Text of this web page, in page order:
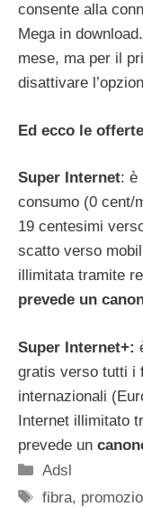
consente alla
Mega in
mese, ma per il
disattivare
Ed ecco le
Super Internet: è
consumo (0 cent/
19 centesimi
scatto verso
illimitata tramite
prevede un
Super Internet+:
gratis verso tutti i
internazionali
Internet illimitato
prevede un
Categorie
Adsl
Tag
fibra,